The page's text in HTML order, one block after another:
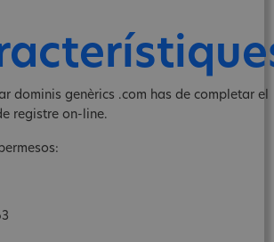
dominis genèrics .com has de completar el
registre on-line.